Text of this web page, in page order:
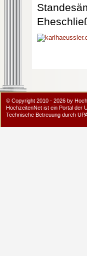
© Copyright 2010 - 2026 by
HochzeitenNet ist ein Portal der
Technische Betreuung durch